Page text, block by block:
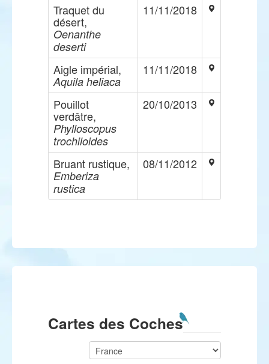
Traquet du
désert,
Oenanthe
deserti
11/11/2018
Aigle impérial,
Aquila heliaca
11/11/2018
Pouillot
verdâtre,
Phylloscopus
trochiloides
20/10/2013
Bruant rustique,
Emberiza
rustica
08/11/2012
Cartes des Coches